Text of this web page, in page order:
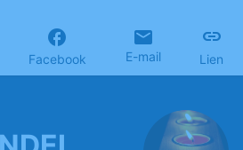
Facebook E-mail Lien